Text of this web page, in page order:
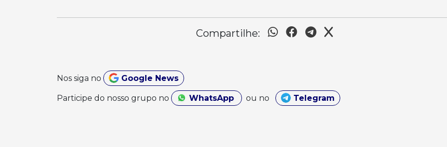
Compartilhe:
Nos siga no Google News
Participe do nosso grupo no WhatsApp ou no Telegram